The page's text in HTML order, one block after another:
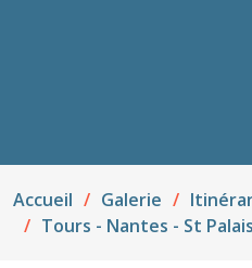
Accueil Galerie
Tours - Nantes - St Palais